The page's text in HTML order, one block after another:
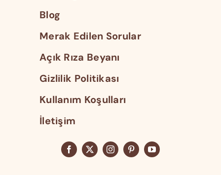
Blog
Merak Edilen Sorular
Açık Rıza Beyanı
Gizlilik Politikası
Kullanım Koşulları
İletişim